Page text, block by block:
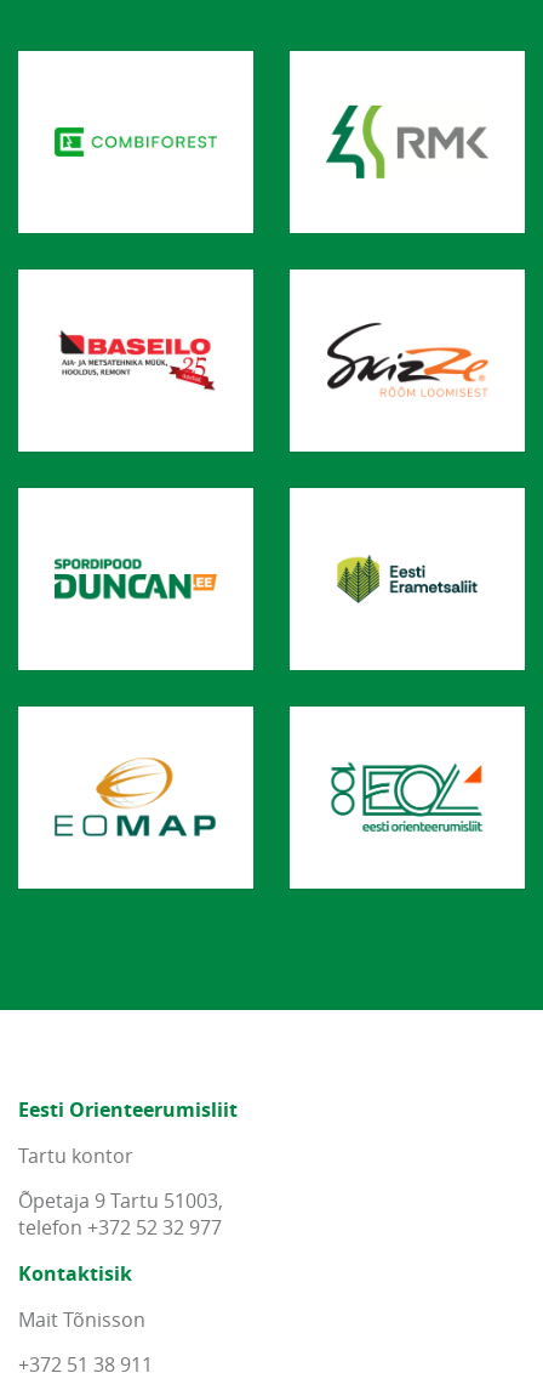
Eesti Orienteerumisliit
Tartu kontor
Õpetaja 9 Tartu 51003,
telefon +372 52 32 977
Kontaktisik
Mait Tõnisson
+372 51 38 911